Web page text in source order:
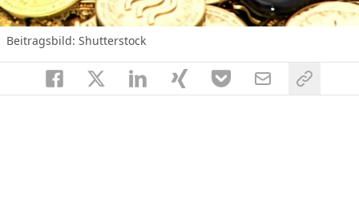
Beitragsbild: Shutterstock